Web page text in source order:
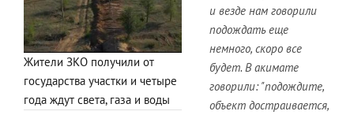
Жители ЗКО получили от
государства участки и четыре
года ждут света, газа и воды
и везде нам говорили
подождать еще
немного, скоро все
будет. В акимате
говорили: "подождите,
объект достраивается,